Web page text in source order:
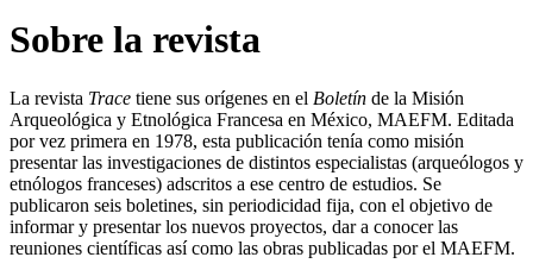
Sobre la revista
La revista Trace tiene sus orígenes en el Boletín de la Misión
Arqueológica y Etnológica Francesa en México, MAEFM. Editada
por vez primera en 1978, esta publicación tenía como misión
presentar las investigaciones de distintos especialistas (arqueólogos y
etnólogos franceses) adscritos a ese centro de estudios. Se
publicaron seis boletines, sin periodicidad fija, con el objetivo de
informar y presentar los nuevos proyectos, dar a conocer las
reuniones científicas así como las obras publicadas por el MAEFM.